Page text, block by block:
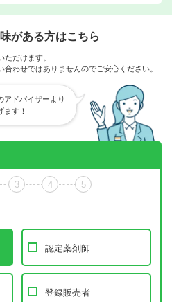
がある方はこちら
だけます。
わせではありませんのでご安心ください。
アドバイザーより
す！
3 4 5
認定薬剤師
登録販売者